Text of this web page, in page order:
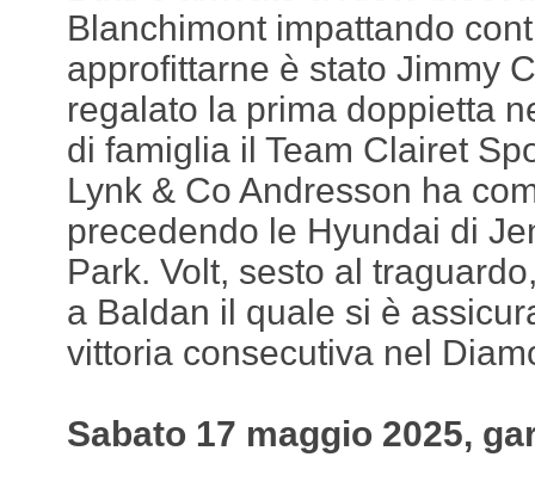
Blanchimont impattando
approfittarne è stato Jimmy
regalato la prima doppietta
di famiglia il Team Clairet
Lynk & Co Andresson ha
precedendo le Hyundai di
Park. Volt, sesto al
a Baldan il quale si è
vittoria consecutiva nel
Sabato 17 maggio 2025,